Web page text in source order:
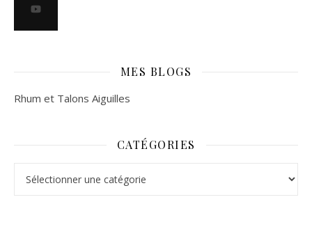
MES BLOGS
Rhum et Talons Aiguilles
CATÉGORIES